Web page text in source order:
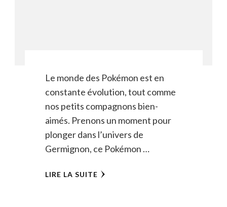
Le monde des Pokémon est en
constante évolution, tout comme
nos petits compagnons bien-
aimés. Prenons un moment pour
plonger dans l’univers de
Germignon, ce Pokémon …
LIRE LA SUITE